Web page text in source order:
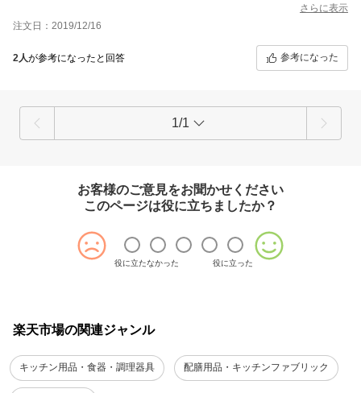
さらに表示
注文日：2019/12/16
2人が参考になったと回答 参考になった
1/1
お客様のご意見をお聞かせください
このページは役に立ちましたか？
役に立たなかった 役に立った
楽天市場の関連ジャンル
キッチン用品・食器・調理器具 配膳用品・キッチンファブリック